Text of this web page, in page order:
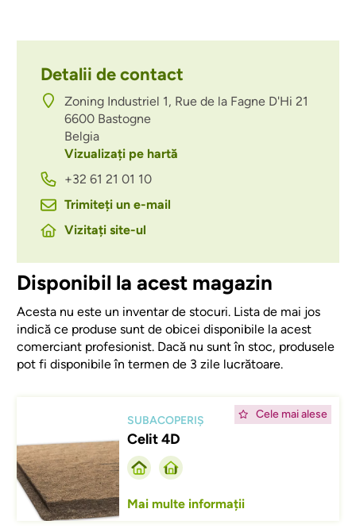
Detalii de contact
Zoning Industriel 1, Rue de la Fagne D'Hi 21
6600 Bastogne
Belgia
Vizualizați pe hartă
+32 61 21 01 10
Trimiteți un e-mail
Vizitați site-ul
Disponibil la acest magazin
Acesta nu este un inventar de stocuri. Lista de mai jos
indică ce produse sunt de obicei disponibile la acest
comerciant profesionist. Dacă nu sunt în stoc, produsele
pot fi disponibile în termen de 3 zile lucrătoare.
Cele mai alese
SUBACOPERIȘ
Celit 4D
Mai multe informații